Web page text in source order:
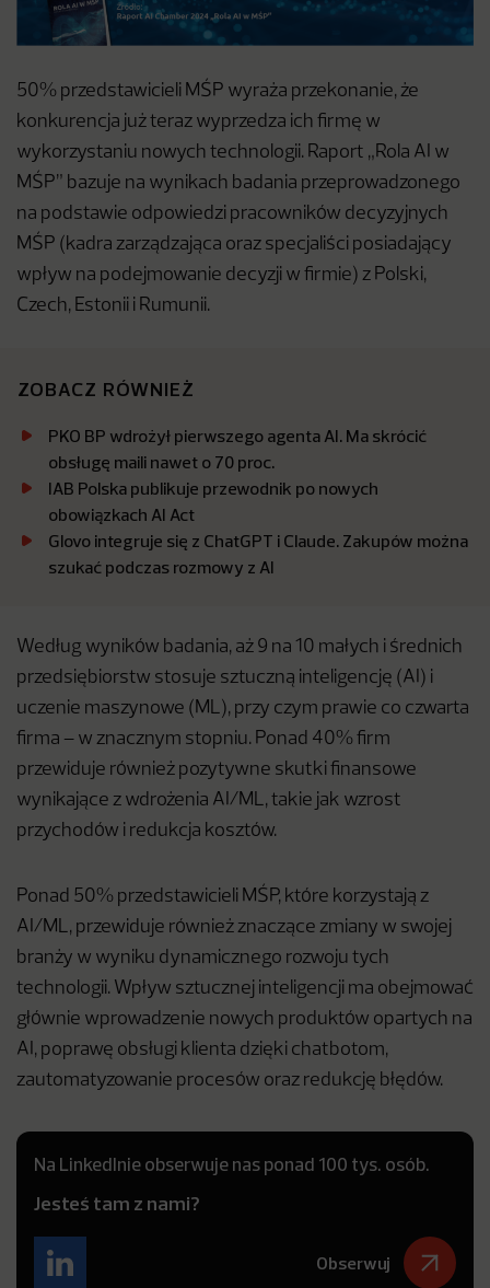
50% przedstawicieli MŚP wyraża przekonanie, że
konkurencja już teraz wyprzedza ich firmę w
wykorzystaniu nowych technologii. Raport „Rola AI w
MŚP” bazuje na wynikach badania przeprowadzonego
na podstawie odpowiedzi pracowników decyzyjnych
MŚP (kadra zarządzająca oraz specjaliści posiadający
wpływ na podejmowanie decyzji w firmie) z Polski,
Czech, Estonii i Rumunii.
ZOBACZ RÓWNIEŻ
PKO BP wdrożył pierwszego agenta AI. Ma skrócić
obsługę maili nawet o 70 proc.
IAB Polska publikuje przewodnik po nowych
obowiązkach AI Act
Glovo integruje się z ChatGPT i Claude. Zakupów można
szukać podczas rozmowy z AI
Według wyników badania, aż 9 na 10 małych i średnich
przedsiębiorstw stosuje sztuczną inteligencję (AI) i
uczenie maszynowe (ML), przy czym prawie co czwarta
firma – w znacznym stopniu. Ponad 40% firm
przewiduje również pozytywne skutki finansowe
wynikające z wdrożenia AI/ML, takie jak wzrost
przychodów i redukcja kosztów.
Ponad 50% przedstawicieli MŚP, które korzystają z
AI/ML, przewiduje również znaczące zmiany w swojej
branży w wyniku dynamicznego rozwoju tych
technologii. Wpływ sztucznej inteligencji ma obejmować
głównie wprowadzenie nowych produktów opartych na
AI, poprawę obsługi klienta dzięki chatbotom,
zautomatyzowanie procesów oraz redukcję błędów.
Na LinkedInie obserwuje nas ponad 100 tys. osób.
Jesteś tam z nami?
Obserwuj